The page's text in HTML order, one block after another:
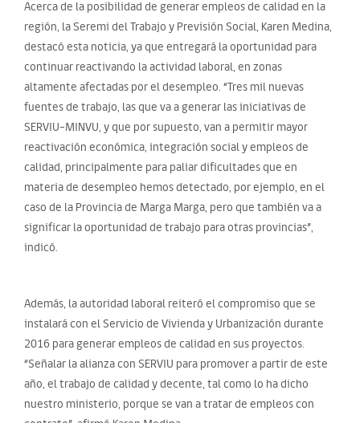
Acerca de la posibilidad de generar empleos de calidad en la
región, la Seremi del Trabajo y Previsión Social, Karen Medina,
destacó esta noticia, ya que entregará la oportunidad para
continuar reactivando la actividad laboral, en zonas
altamente afectadas por el desempleo. “Tres mil nuevas
fuentes de trabajo, las que va a generar las iniciativas de
SERVIU-MINVU, y que por supuesto, van a permitir mayor
reactivación económica, integración social y empleos de
calidad, principalmente para paliar dificultades que en
materia de desempleo hemos detectado, por ejemplo, en el
caso de la Provincia de Marga Marga, pero que también va a
significar la oportunidad de trabajo para otras provincias”,
indicó.
Además, la autoridad laboral reiteró el compromiso que se
instalará con el Servicio de Vivienda y Urbanización durante
2016 para generar empleos de calidad en sus proyectos.
“Señalar la alianza con SERVIU para promover a partir de este
año, el trabajo de calidad y decente, tal como lo ha dicho
nuestro ministerio, porque se van a tratar de empleos con